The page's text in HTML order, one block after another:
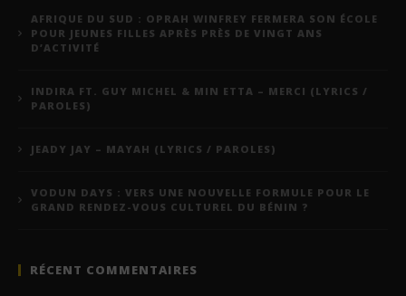
AFRIQUE DU SUD : OPRAH WINFREY FERMERA SON ÉCOLE
POUR JEUNES FILLES APRÈS PRÈS DE VINGT ANS
D’ACTIVITÉ
INDIRA FT. GUY MICHEL & MIN ETTA – MERCI (LYRICS /
PAROLES)
JEADY JAY – MAYAH (LYRICS / PAROLES)
VODUN DAYS : VERS UNE NOUVELLE FORMULE POUR LE
GRAND RENDEZ-VOUS CULTUREL DU BÉNIN ?
RÉCENT COMMENTAIRES